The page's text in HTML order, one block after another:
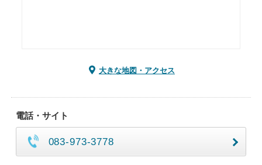
大きな地図・アクセス
電話・サイト
083-973-3778